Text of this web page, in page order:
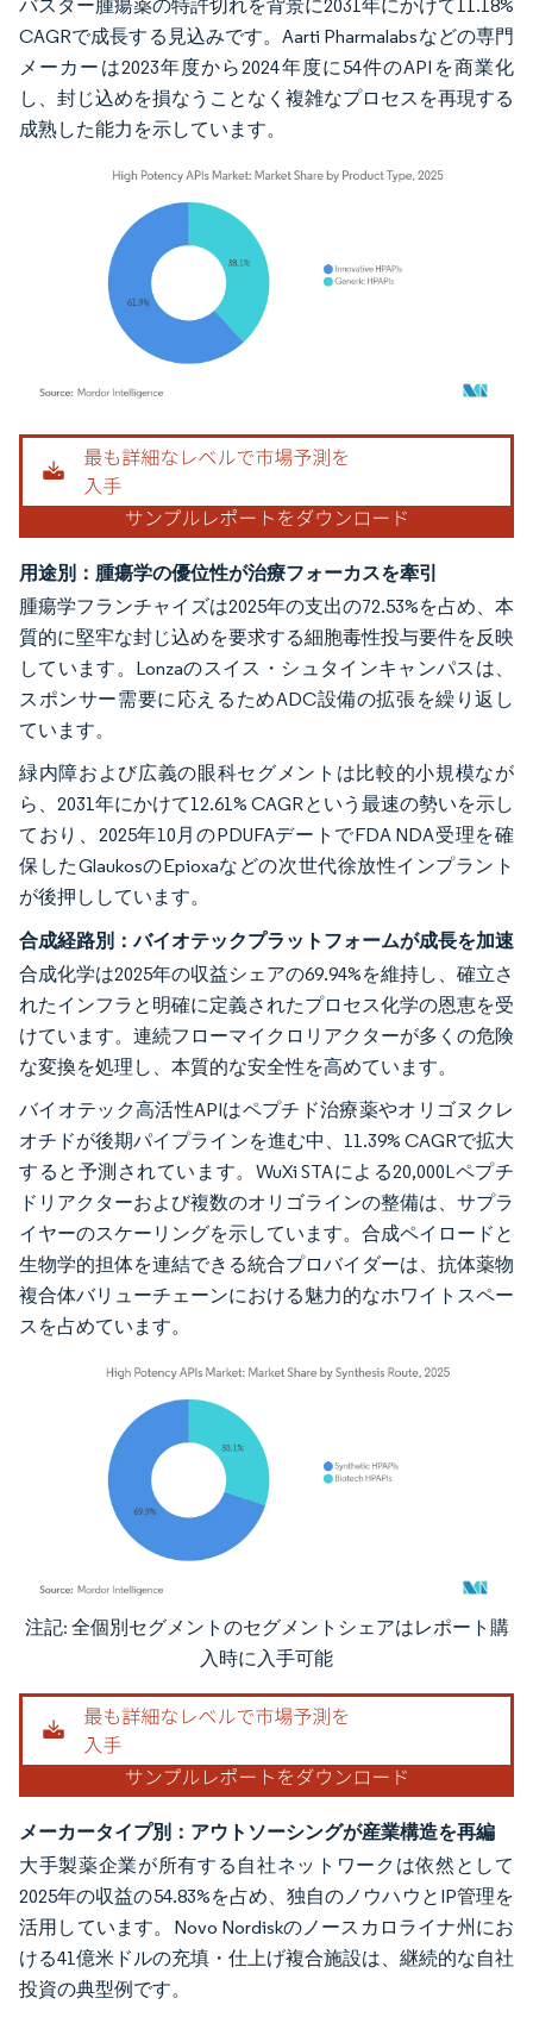
バスター腫瘍薬の特許切れを背景に2031年にかけて11.18%
CAGRで成長する見込みです。Aarti Pharmalabsなどの専門
メーカーは2023年度から2024年度に54件のAPIを商業化
し、封じ込めを損なうことなく複雑なプロセスを再現する
成熟した能力を示しています。
画像 © Mordor Intelligence。再利用にはCC BY 4.0の表示が必要です。
用途別：腫瘍学の優位性が治療フォーカスを牽引
腫瘍学フランチャイズは2025年の支出の72.53%を占め、本
質的に堅牢な封じ込めを要求する細胞毒性投与要件を反映
しています。Lonzaのスイス・シュタインキャンパスは、
スポンサー需要に応えるためADC設備の拡張を繰り返し
ています。
緑内障および広義の眼科セグメントは比較的小規模なが
ら、2031年にかけて12.61% CAGRという最速の勢いを示し
ており、2025年10月のPDUFAデートでFDA NDA受理を確
保したGlaukosのEpioxaなどの次世代徐放性インプラント
が後押ししています。
合成経路別：バイオテックプラットフォームが成長を加速
合成化学は2025年の収益シェアの69.94%を維持し、確立さ
れたインフラと明確に定義されたプロセス化学の恩恵を受
けています。連続フローマイクロリアクターが多くの危険
な変換を処理し、本質的な安全性を高めています。
バイオテック高活性APIはペプチド治療薬やオリゴヌクレ
オチドが後期パイプラインを進む中、11.39% CAGRで拡大
すると予測されています。WuXi STAによる20,000Lペプチ
ドリアクターおよび複数のオリゴラインの整備は、サプラ
イヤーのスケーリングを示しています。合成ペイロードと
生物学的担体を連結できる統合プロバイダーは、抗体薬物
複合体バリューチェーンにおける魅力的なホワイトスペー
スを占めています。
画像 © Mordor Intelligence。再利用にはCC BY 4.0の表示が必要です。
注記: 全個別セグメントのセグメントシェアはレポート購
入時に入手可能
メーカータイプ別：アウトソーシングが産業構造を再編
大手製薬企業が所有する自社ネットワークは依然として
2025年の収益の54.83%を占め、独自のノウハウとIP管理を
活用しています。Novo Nordiskのノースカロライナ州にお
ける41億米ドルの充填・仕上げ複合施設は、継続的な自社
投資の典型例です。